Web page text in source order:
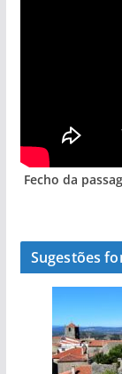
Fecho da
Sugestões